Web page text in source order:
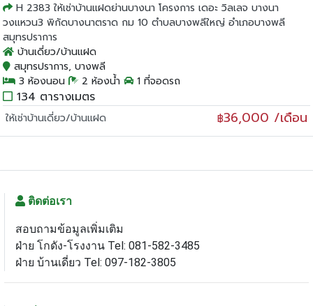
H 2383 ให้เช่าบ้านแฝดย่านบางนา โครงการ เดอะ วิลเลจ บางนา
วงแหวน3 พิกัดบางนาตราด กม 10 ตำบลบางพลีใหญ่ อำเภอบางพลี
สมุทรปราการ
บ้านเดี่ยว/บ้านแฝด
สมุทรปราการ, บางพลี
3 ห้องนอน
2 ห้องน้ำ 1 ที่จอดรถ
134 ตารางเมตร
ให้เช่าบ้านเดี่ยว/บ้านแฝด ฿36,000 /เดือน
ติดต่อเรา
สอบถามข้อมูลเพิ่มเติม
ฝ่าย โกดัง-โรงงาน Tel: 081-582-3485
ฝ่าย บ้านเดี่ยว Tel: 097-182-3805